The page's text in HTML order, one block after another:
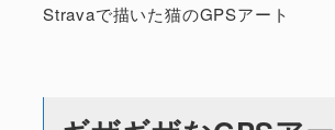
Stravaで描いた猫のGPSアート